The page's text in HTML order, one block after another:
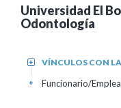
Universidad El
Odontología
VÍNCULOS CON
+
Funcionario/
+